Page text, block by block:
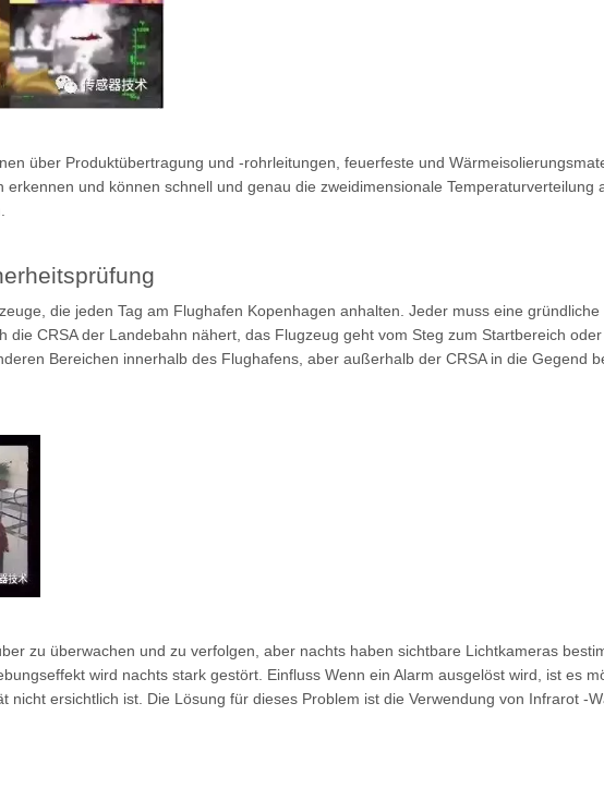
über Produktübertragung und -rohrleitungen, feuerfeste und
und können schnell und genau die zweidimensionale Temperaturverteilung
die jeden Tag am Flughafen Kopenhagen anhalten. Jeder muss eine
die CRSA der Landebahn nähert, das Flugzeug geht vom Steg zum Startbereich
Bereichen innerhalb des Flughafens, aber außerhalb der CRSA in die Gegend
zu überwachen und zu verfolgen, aber nachts haben sichtbare Lichtkameras
wird nachts stark gestört. Einfluss Wenn ein Alarm ausgelöst wird, ist es
ersichtlich ist. Die Lösung für dieses Problem ist die Verwendung von Infrarot -